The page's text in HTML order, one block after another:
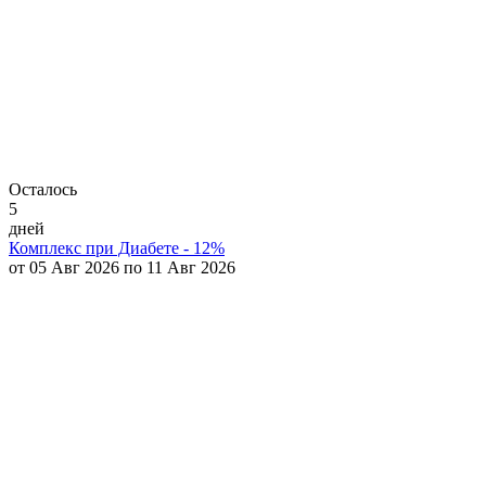
Осталось
5
дней
Комплекс при Диабете - 12%
от 05 Авг 2026 по 11 Авг 2026